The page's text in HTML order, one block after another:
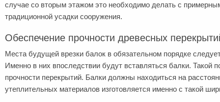
случае со вторым этажом это необходимо делать с
традиционной усадки сооружения.
Обеспечение прочности древесных
Места будущей врезки балок в обязательном порядке
Именно в них впоследствии будут вставляться балки. Такой
прочности перекрытий. Балки должны находиться на
утеплительных материалов изготовляется именно с такой